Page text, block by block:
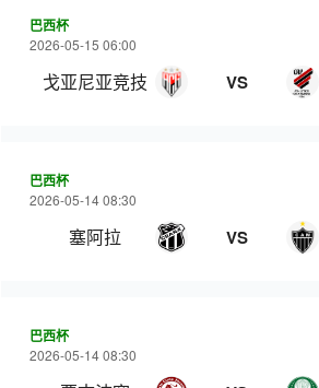
巴西杯
2026-05-15 06:00
戈亚尼亚竞技 VS
巴西杯
2026-05-14 08:30
塞阿拉 VS
巴西杯
2026-05-14 08:30